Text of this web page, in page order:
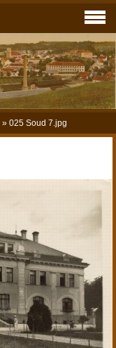
» 025 Soud 7.jpg